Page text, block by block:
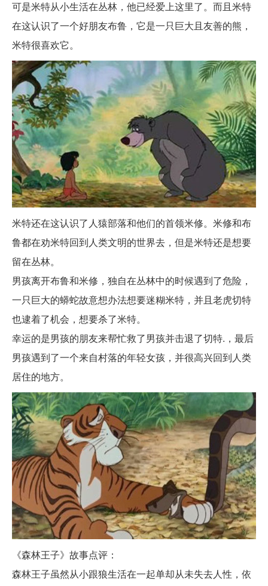
可是米特从小生活在丛林，他已经爱上这里了。而且米特
在这认识了一个好朋友布鲁，它是一只巨大且友善的熊，
米特很喜欢它。
米特还在这认识了人猿部落和他们的首领米修。米修和布
鲁都在劝米特回到人类文明的世界去，但是米特还是想要
留在丛林。
男孩离开布鲁和米修，独自在丛林中的时候遇到了危险，
一只巨大的蟒蛇故意想办法想要迷糊米特，并且老虎切特
也逮着了机会，想要杀了米特。
幸运的是男孩的朋友来帮忙救了男孩并击退了切特.，最后
男孩遇到了一个来自村落的年轻女孩，并很高兴回到人类
居住的地方。
《森林王子》故事点评：
森林王子虽然从小跟狼生活在一起单却从未失去人性，依